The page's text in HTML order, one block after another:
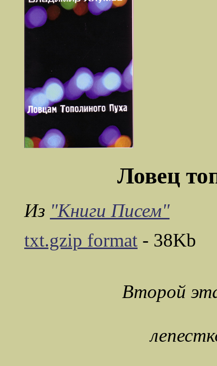
Ловец
Из "Книги Писем"
txt.gzip format - 38Kb
Второй